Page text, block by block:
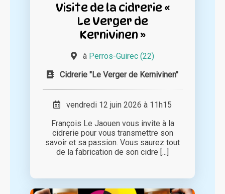
Visite de la cidrerie «
Le Verger de
Kernivinen »
à Perros-Guirec (22)
Cidrerie "Le Verger de Kernivinen"
vendredi 12 juin 2026 à 11h15
François Le Jaouen vous invite à la
cidrerie pour vous transmettre son
savoir et sa passion. Vous saurez tout
de la fabrication de son cidre [...]